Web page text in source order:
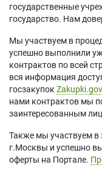
государственные
государство. Нам
Мы участвуем в
успешно выполнили
контрактов по всей
вся информация
госзакупок
нами контрактов мы
заинтересованным
Также мы участвуем в
г.Москвы и успешно
оферты на Портале.